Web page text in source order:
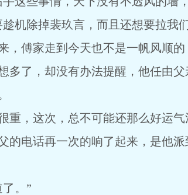
机除掉裴玖言，而且还想要拉我
，傅家走到今天也不是一帆风顺的
多了，却没有办法提醒，他任由
重，这次，总不可能还那么好运气
的电话再一次的响了起来，是他派
。”